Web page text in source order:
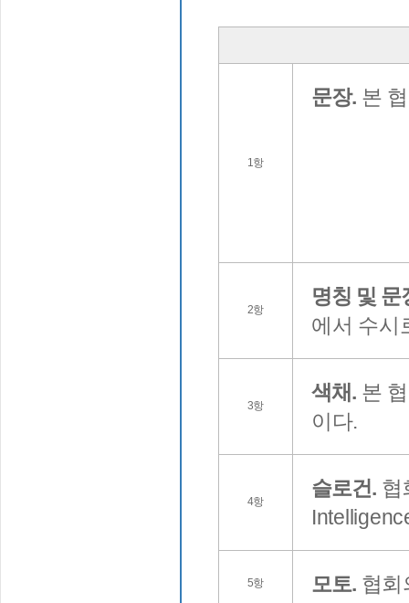
1항
문장. 본
2항
명칭 및 문
에서 수시
3항
색채. 본
이다.
4항
슬로건. 협
5항 모토. 협회